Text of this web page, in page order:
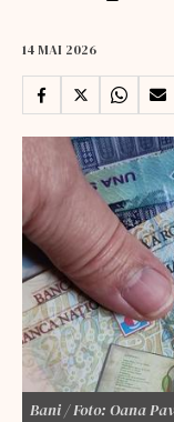
14 MAI 2026
Bani / Foto: Oana